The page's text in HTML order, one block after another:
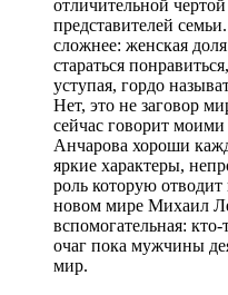
отличительной
представителей
сложнее: женская
стараться
уступая, гордо
Нет, это не заговор
сейчас говорит
Анчарова хороши
яркие характеры,
роль которую
новом мире Михаил
вспомогательная:
очаг пока мужчины
мир.